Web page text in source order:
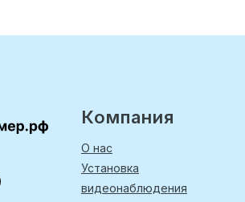
Компания
О нас
Установка
видеонаблюдения